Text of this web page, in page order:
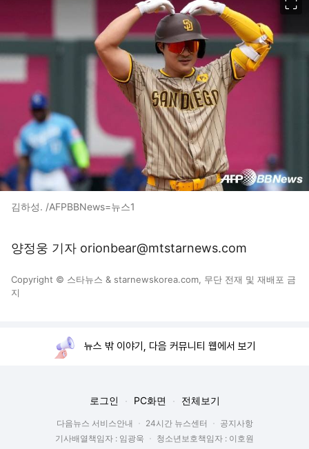
김하성. /AFPBBNews=뉴스1
양정웅 기자 orionbear@mtstarnews.com
Copyright © 스타뉴스 & starnewskorea.com, 무단 전재 및 재배포 금
지
뉴스 밖 이야기, 다음 커뮤니티 웹에서 보기
로그인 PC화면 전체보기
다음뉴스 서비스안내 24시간 뉴스센터
공지사항
기사배열책임자 : 임광욱
청소년보호책임자 : 이호원